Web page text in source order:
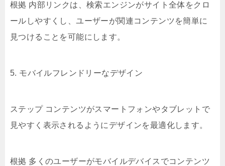
根拠 内部リンクは、検索エンジンがサイト全体をクロ
ールしやすくし、ユーザーが関連コンテンツを簡単に
見つけることを可能にします。
5. モバイルフレンドリーなデザイン
ステップ コンテンツがスマートフォンやタブレットで
見やすく表示されるようにデザインを最適化します。
根拠 多くのユーザーがモバイルデバイスでコンテンツ